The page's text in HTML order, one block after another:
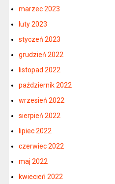
marzec 2023
luty 2023
styczeń 2023
grudzień 2022
listopad 2022
październik 2022
wrzesień 2022
sierpień 2022
lipiec 2022
czerwiec 2022
maj 2022
kwiecień 2022